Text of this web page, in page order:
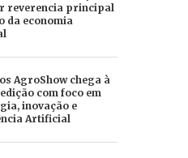
reverencia principal
da economia
AgroShow chega à
com foco em
inovação e
Artificial